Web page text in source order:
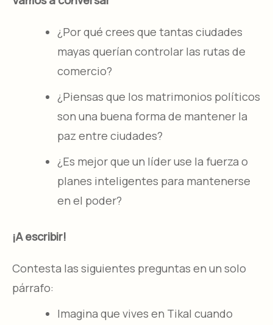
¿Por qué crees que tantas ciudades
mayas querían controlar las rutas de
comercio?
¿Piensas que los matrimonios políticos
son una buena forma de mantener la
paz entre ciudades?
¿Es mejor que un líder use la fuerza o
planes inteligentes para mantenerse
en el poder?
¡A escribir!
Contesta las siguientes preguntas en un solo
párrafo:
Imagina que vives en Tikal cuando